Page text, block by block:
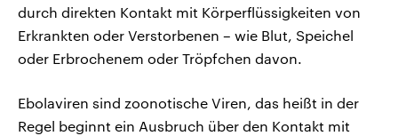
durch direkten Kontakt mit Körperflüssigkeiten von
Erkrankten oder Verstorbenen – wie Blut, Speichel
oder Erbrochenem oder Tröpfchen davon.
Ebolaviren sind zoonotische Viren, das heißt in der
Regel beginnt ein Ausbruch über den Kontakt mit